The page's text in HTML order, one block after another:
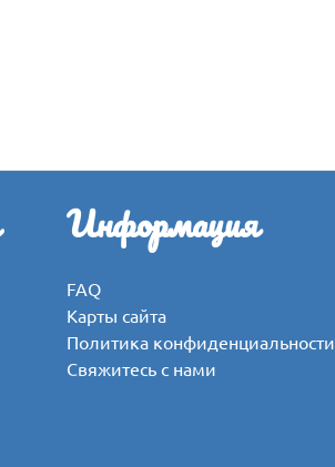
Информация
FAQ
Карты сайта
Политика конфиденциальности
Свяжитесь с нами